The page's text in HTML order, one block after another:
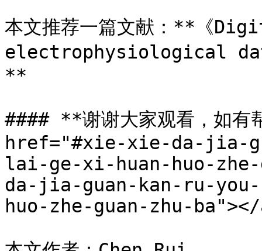
本文推荐一篇文献：**
electrophysiological
**
#### **谢谢大家观看，如有
href="#xie-xie-da-jia-
lai-ge-xi-huan-huo-
da-jia-guan-kan-ru-
huo-zhe-guan-zhu-ba"></